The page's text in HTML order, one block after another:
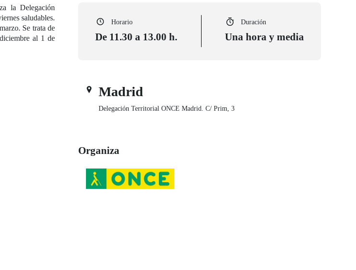
la Delegación
saludables.
Se trata de
al 1 de
Horario
De 11.30 a 13.00 h.
Duración
Una hora y media
Madrid
Delegación Territorial ONCE Madrid. C/ Prim, 3
Organiza